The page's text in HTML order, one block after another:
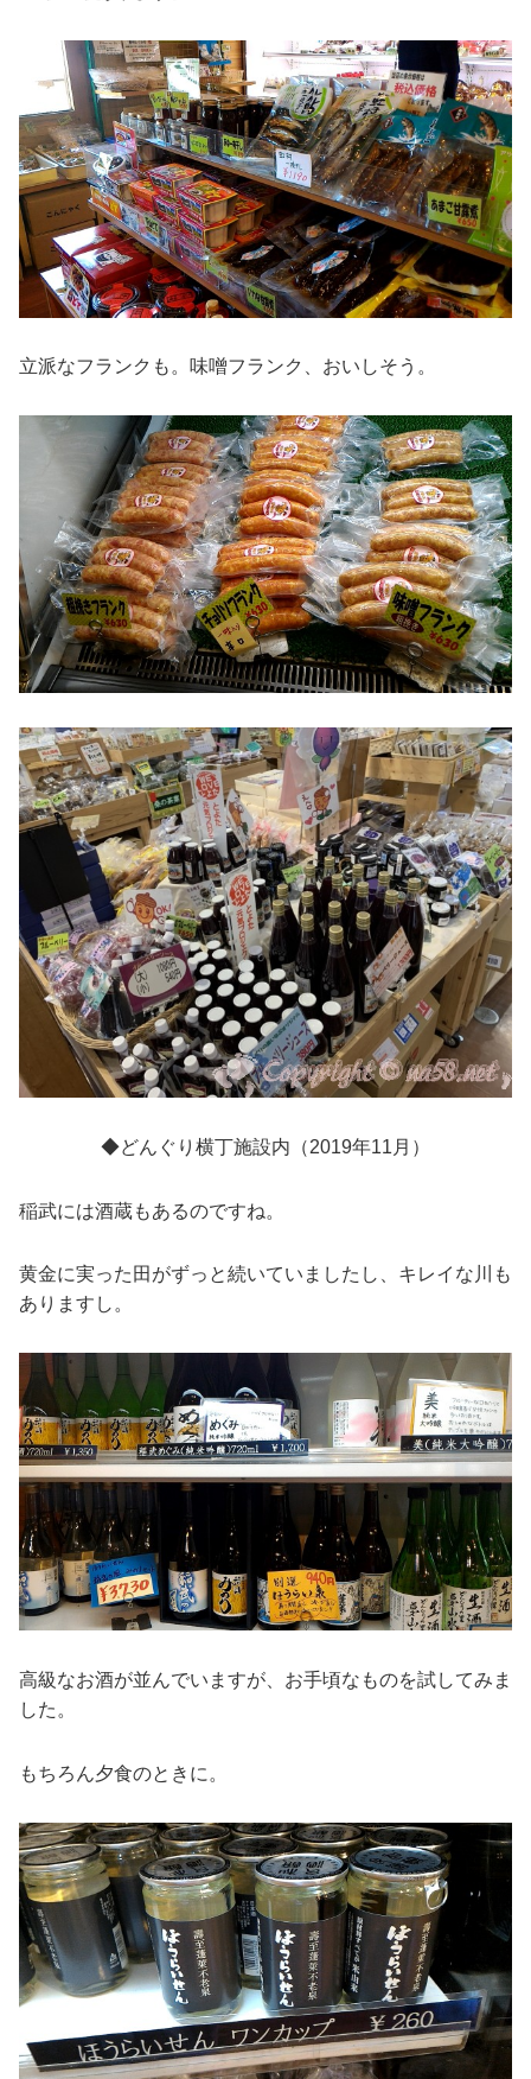
立派なフランクも。味噌フランク、おいしそう。
◆どんぐり横丁施設内（2019年11月）
稲武には酒蔵もあるのですね。
黄金に実った田がずっと続いていましたし、キレイな川も
ありますし。
高級なお酒が並んでいますが、お手頃なものを試してみま
した。
もちろん夕食のときに。